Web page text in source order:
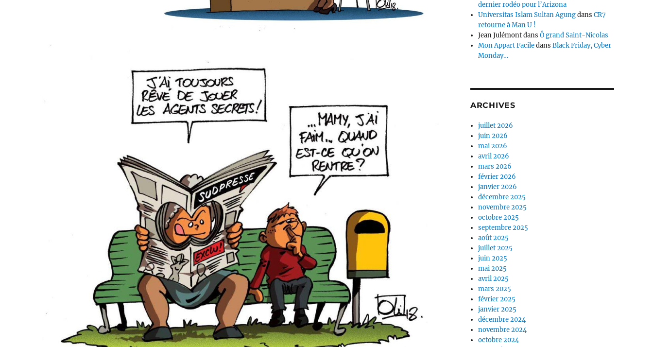
dernier rodéo pour l’Arizona
Universitas Islam Sultan AgungdansCR7
retourne à Man U !
Jean JulémontdansÔ grand Saint-Nicolas
Mon Appart FaciledansBlack Friday, Cyber
Monday…
ARCHIVES
juillet 2026
juin 2026
mai 2026
avril 2026
mars 2026
février 2026
janvier 2026
décembre 2025
novembre 2025
octobre 2025
septembre 2025
août 2025
juillet 2025
juin 2025
mai 2025
avril 2025
mars 2025
février 2025
janvier 2025
décembre 2024
novembre 2024
octobre 2024